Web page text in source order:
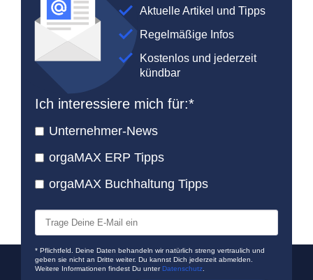
Aktuelle Artikel und Tipps
Regelmäßige Infos
Kostenlos und jederzeit
kündbar
Ich interessiere mich für:*
Unternehmer-News
orgaMAX ERP Tipps
orgaMAX Buchhaltung Tipps
* Pflichtfeld. Deine Daten behandeln wir natürlich streng vertraulich und
geben sie nicht an Dritte weiter. Du kannst Dich jederzeit abmelden.
Weitere Informationen findest Du unterDatenschutz